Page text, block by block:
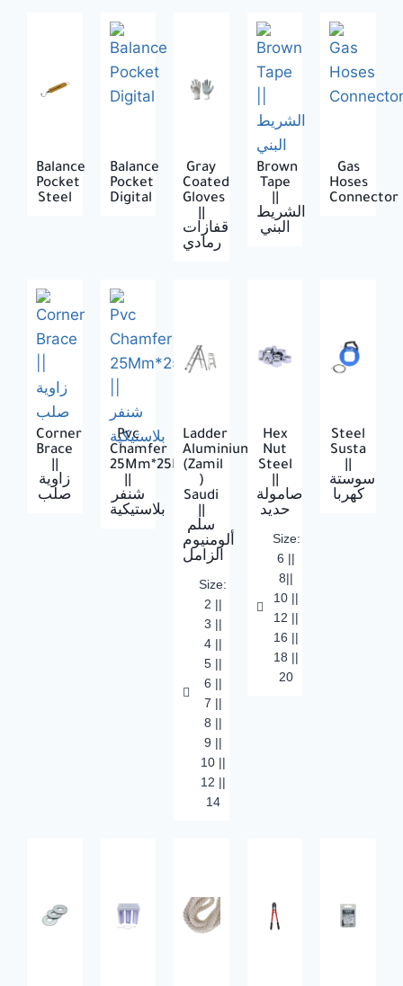
Balance
Pocket
Steel
Balance
Pocket
Digital
Gray
Coated
Gloves
قفازات
رمادي
Brown
Tape
الشريط
البني
Gas
Hoses
Connector
Corner
Brace
زاوية
صلب
Pvc
Chamfer
25Mm*25Mm
شنفر
بلاستيكية
Ladder
Aluminium
(Zamil
)
Saudi
سلم
ألومنيوم
الزامل
Size:
2 ||
3 ||
4 ||
5 ||
6 ||
7 ||
8 ||
9 ||
10 ||
12 ||
14
Hex
Nut
Steel
صامولة
حديد
Size:
6 ||
8||
10 ||
12 ||
16 ||
18 ||
20
Steel
Susta
سوستة
كهربا